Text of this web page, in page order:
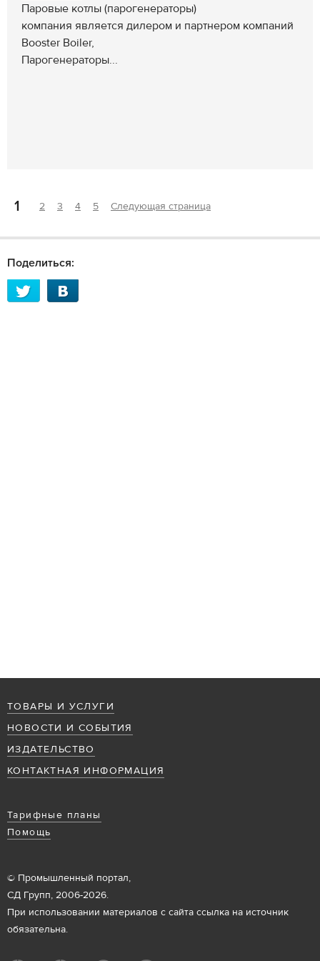
Паровые котлы (парогенераторы)
компания является дилером и партнером компаний
Booster Boiler,
Парогенераторы...
1 2 3 4 5 Следующая страница
Поделиться:
ТОВАРЫ И УСЛУГИ
НОВОСТИ И СОБЫТИЯ
ИЗДАТЕЛЬСТВО
КОНТАКТНАЯ ИНФОРМАЦИЯ
Тарифные планы
Помощь
© Промышленный портал,
СД Групп, 2006-2026.
При использовании материалов с сайта ссылка на источник
обязательна.